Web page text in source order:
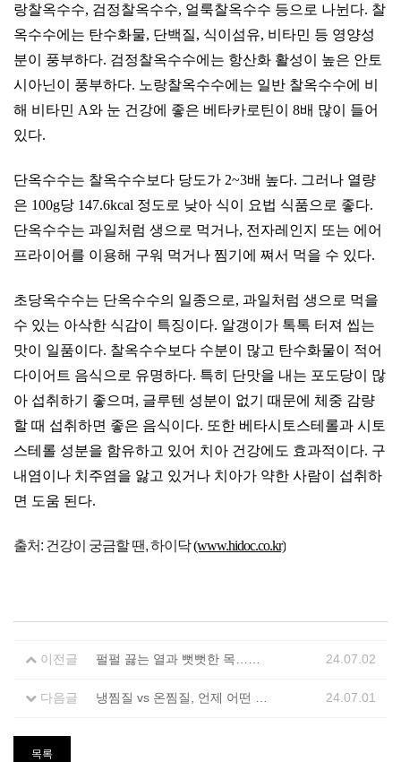
랑찰옥수수, 검정찰옥수수, 얼룩찰옥수수 등으로 나뉜다. 찰
옥수수에는 탄수화물, 단백질, 식이섬유, 비타민 등 영양성
분이 풍부하다. 검정찰옥수수에는 항산화 활성이 높은 안토
시아닌이 풍부하다. 노랑찰옥수수에는 일반 찰옥수수에 비
해 비타민 A와 눈 건강에 좋은 베타카로틴이 8배 많이 들어
있다.
단옥수수는 찰옥수수보다 당도가 2~3배 높다. 그러나 열량
은 100g당 147.6kcal 정도로 낮아 식이 요법 식품으로 좋다.
단옥수수는 과일처럼 생으로 먹거나, 전자레인지 또는 에어
프라이어를 이용해 구워 먹거나 찜기에 쪄서 먹을 수 있다.
초당옥수수는 단옥수수의 일종으로, 과일처럼 생으로 먹을
수 있는 아삭한 식감이 특징이다. 알갱이가 톡톡 터져 씹는
맛이 일품이다. 찰옥수수보다 수분이 많고 탄수화물이 적어
다이어트 음식으로 유명하다. 특히 단맛을 내는 포도당이 많
아 섭취하기 좋으며, 글루텐 성분이 없기 때문에 체중 감량
할 때 섭취하면 좋은 음식이다. 또한 베타시토스테롤과 시토
스테롤 성분을 함유하고 있어 치아 건강에도 효과적이다. 구
내염이나 치주염을 앓고 있거나 치아가 약한 사람이 섭취하
면 도움 된다.
출처: 건강이 궁금할 땐, 하이닥(www.hidoc.co.kr)
이전글 24.07.02
다음글 24.07.01
목록